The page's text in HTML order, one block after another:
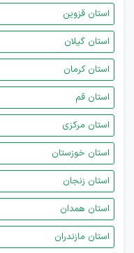
استان قزوین
استان گیلان
استان کرمان
استان قم
استان مرکزی
استان خوزستان
استان زنجان
استان همدان
استان مازندران